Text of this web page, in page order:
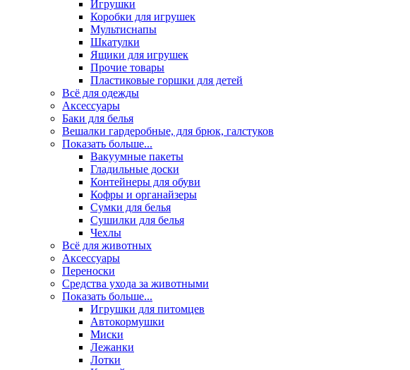
Игрушки
Коробки для игрушек
Мультиснапы
Шкатулки
Ящики для игрушек
Прочие товары
Пластиковые горшки для детей
Всё для одежды
Аксессуары
Баки для белья
Вешалки гардеробные, для брюк, галстуков
Показать больше...
Вакуумные пакеты
Гладильные доски
Контейнеры для обуви
Кофры и органайзеры
Сумки для белья
Сушилки для белья
Чехлы
Всё для животных
Аксесcуары
Переноски
Средства ухода за животными
Показать больше...
Игрушки для питомцев
Автокормушки
Миски
Лежанки
Лотки